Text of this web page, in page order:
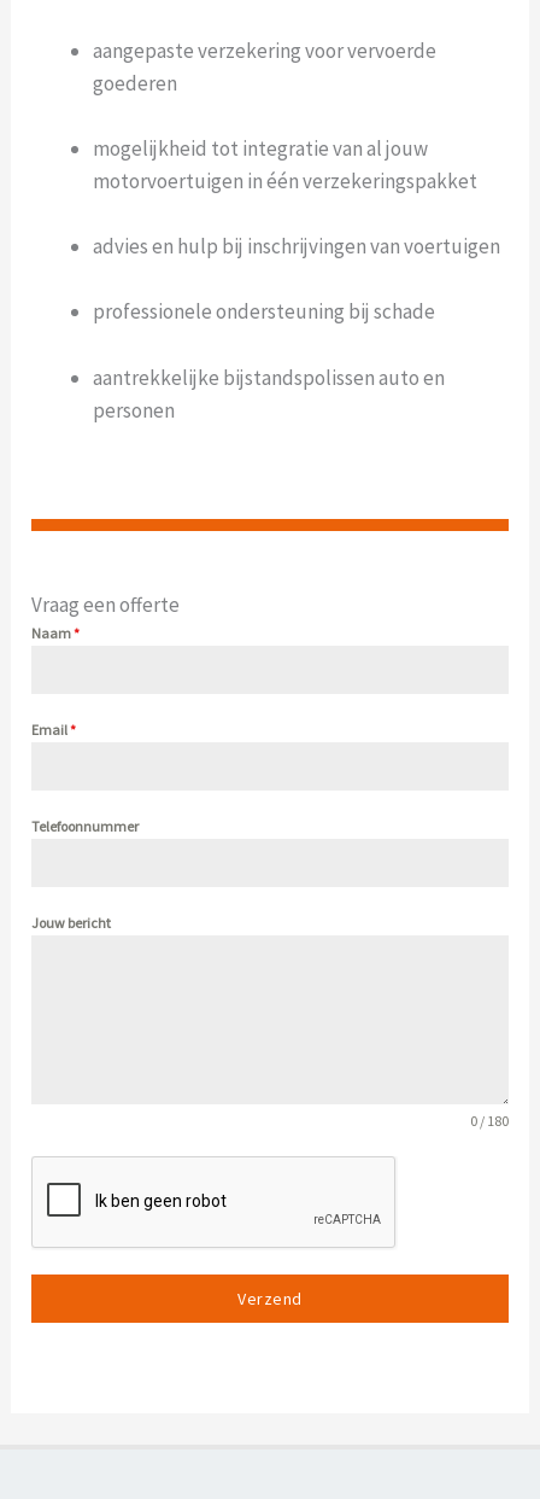
aangepaste verzekering voor vervoerde
goederen
mogelijkheid tot integratie van al jouw
motorvoertuigen in één verzekeringspakket
advies en hulp bij inschrijvingen van voertuigen
professionele ondersteuning bij schade
aantrekkelijke bijstandspolissen auto en
personen
Vraag een offerte
Naam*
Email*
Telefoonnummer
Jouw bericht
0 / 180
Verzend